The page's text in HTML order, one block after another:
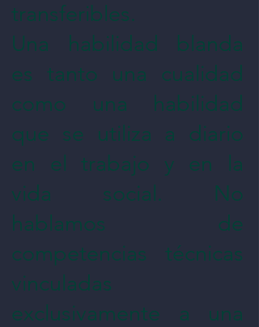
transferibles.
Una habilidad blanda
es tanto una cualidad
como una habilidad
que se utiliza a diario
en el trabajo y en la
vida social. No
hablamos de
competencias técnicas
vinculadas
exclusivamente a una